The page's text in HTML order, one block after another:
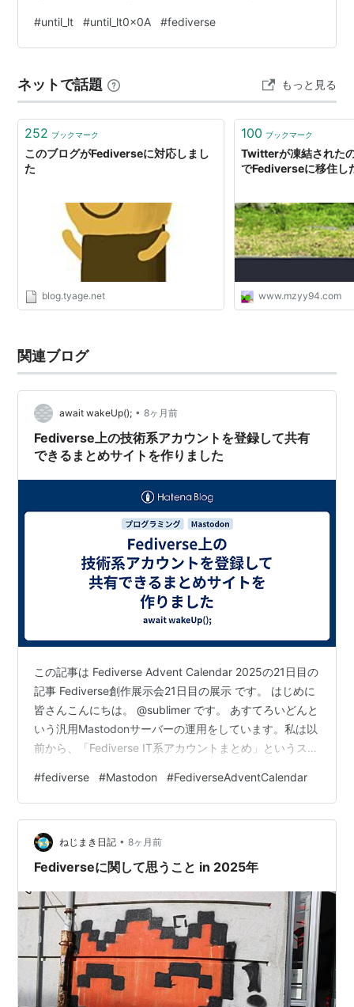
う形にして記録していこうかと思います。 タイトル じお
るというところに所属しているEkasiliconと申します。今
ぶん）のみなさん！ Fediverseに本拠を置きませんか」と
いうタイトルでLTをさせて…
#until_lt #until_lt0x0A #fediverse
ネットで話題 もっと見る
252 ブックマーク
このブログがFediverseに対応しまし
た
blog.tyage.net
100 ブックマーク
Twitterが凍結された
でFediverseに移住し
www.mzyy94.com
関連ブログ
await wakeUp(); • 8ヶ月前
Fediverse上の技術系アカウントを登録して共有
できるまとめサイトを作りました
この記事は Fediverse Advent Calendar 2025の21日目の
記事 Fediverse創作展示会21日目の展示 です。 はじめに
皆さんこんにちは。 @sublimer です。 あすてろいどんと
いう汎用Mastodonサーバーの運用をしています。私は以
前から、「Fediverse IT系アカウントまとめ」というスプ
を登録して公開していました。 詳細については、以前記
事に書いているのでもしよかったら読んでみてくださ
い。sublimer.hatenablog.com今回、新しくWebアプリケ
ーションとしてまとめサイト…
#fediverse #Mastodon #FediverseAdventCalendar
ねじまき日記 • 8ヶ月前
Fediverseに関して思うこと in 2025年